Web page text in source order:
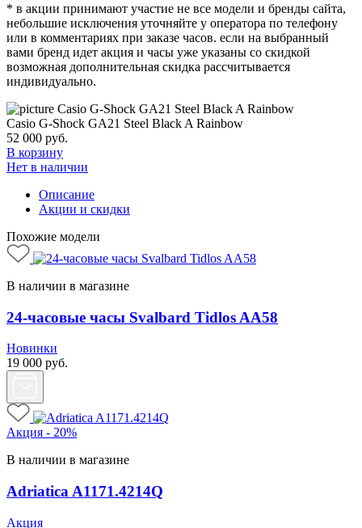
* в акции принимают участие не все модели и бренды сайта,
небольшие исключения уточняйте у оператора по телефону
или в комментариях при заказе часов. если на выбранный
вами бренд идет акция и часы уже указаны со скидкой
возможная дополнительная скидка рассчитывается
индивидуально.
Casio G-Shock GA21 Steel Black A Rainbow
52 000 руб.
В корзину
Нет в наличии
Описание
Акции и скидки
Похожие модели
В наличии в магазине
24-часовые часы Svalbard Tidlos AA58
Новинки
19 000 руб.
Акция - 20%
В наличии в магазине
Adriatica A1171.4214Q
Акция